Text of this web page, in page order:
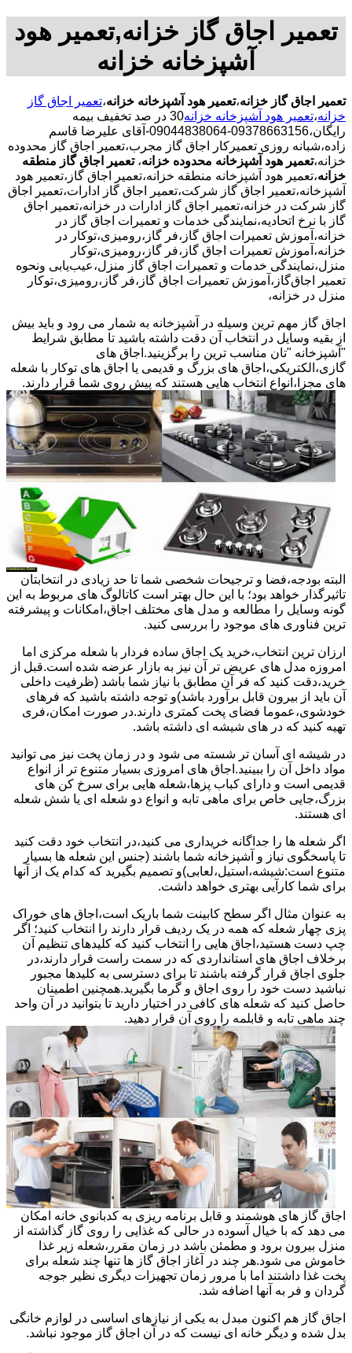
تعمیر اجاق گاز خزانه,تعمیر هود
آشپزخانه خزانه
تعمیر اجاق گاز خزانه،تعمیر هود آشپزخانه خزانه،تعمیر اجاق گاز
خزانه،تعمیر هود آشپزخانه خزانه
30 در صد تخفیف بیمه
رایگان،09378663156-09044838064-آقای علیرضا قاسم
زاده،شبانه روزی تعمیرکار اجاق گاز مجرب،تعمیر اجاق گاز محدوده
خزانه،تعمیر هود آشپزخانه محدوده خزانه، تعمیر اجاق گاز منطقه
خزانه،تعمیر هود آشپزخانه منطقه خزانه،تعمیر اجاق گاز،تعمیر هود
آشپزخانه،تعمیر اجاق گاز شرکت،تعمیر اجاق گاز ادارات،تعمیر اجاق
گاز شرکت در خزانه،تعمیر اجاق گاز ادارات در خزانه،تعمیر اجاق
گاز با نرخ اتحادیه،نمایندگی خدمات و تعمیرات اجاق گاز در
خزانه،آموزش تعمیرات اجاق گاز،فر گاز،رومیزی،توکار در
خزانه،آموزش تعمیرات اجاق گاز،فر گاز،رومیزی،توکار
منزل،نمایندگی خدمات و تعمیرات اجاق گاز منزل،عیب‌یابی ونحوه
تعمیر اجاق‌گاز،آموزش تعمیرات اجاق گاز،فر گاز،رومیزی،توکار
منزل در خزانه،
اجاق گاز مهم ترین وسیله در آشپزخانه به شمار می رود و باید بیش
از بقیه وسایل در انتخاب آن دقت داشته باشید تا مطابق شرایط
"آشپزخانه "تان مناسب ترین را برگزینید.اجاق های
گازی،الکتریکی،اجاق های بزرگ و قدیمی یا اجاق های توکار با شعله
های مجزا،انواع انتخاب هایی هستند که پیش روی شما قرار دارند.
البته بودجه،فضا و ترجیحات شخصی شما تا حد زیادی در انتخابتان
تاثیرگذار خواهد بود؛ با این حال بهتر است کاتالوگ های مربوط به این
گونه وسایل را مطالعه و مدل های مختلف اجاق،امکانات و پیشرفته
ترین فناوری های موجود را بررسی کنید.
ارزان ترین انتخاب،خرید یک اجاق ساده فردار با شعله مرکزی اما
امروزه مدل های عریض تر آن نیز به بازار عرضه شده است.قبل از
خرید،دقت کنید که فر آن مطابق با نیاز شما باشد (ظرفیت داخلی
آن باید از بیرون قابل برآورد باشد)و توجه داشته باشید که فرهای
خودشوی،عموما فضای پخت کمتری دارند.در صورت امکان،فری
تهیه کنید که در های شیشه ای داشته باشد.
در شیشه ای آسان تر شسته می شود و در زمان پخت نیز می توانید
مواد داخل آن را ببینید.اجاق های امروزی بسیار متنوع تر از انواع
قدیمی است و دارای کباب پزها،شعله هایی برای سرخ کن های
بزرگ،جایی خاص برای ماهی تابه و انواع دو شعله ای یا شش شعله
ای هستند.
اگر شعله ها را جداگانه خریداری می کنید،در انتخاب خود دقت کنید
تا پاسخگوی نیاز و آشپزخانه شما باشند (جنس این شعله ها بسیار
متنوع است:شیشه،استیل،لعابی)و تصمیم بگیرید که کدام یک از آنها
برای شما کارآیی بهتری خواهد داشت.
به عنوان مثال اگر سطح کابینت شما باریک است،اجاق های خوراک
پزی چهار شعله که همه در یک ردیف قرار دارند را انتخاب کنید؛ اگر
چپ دست هستید،اجاق هایی را انتخاب کنید که کلیدهای تنظیم آن
برخلاف اجاق های استانداردی که در سمت راست قرار دارند،در
جلوی اجاق قرار گرفته باشند تا برای دسترسی به کلیدها مجبور
نباشید دست خود را روی اجاق و گرما بگیرید.همچنین اطمینان
حاصل کنید که شعله های کافی در اختیار دارید تا بتوانید در آن واحد
چند ماهی تابه و قابلمه را روی آن قرار دهید.
اجاق گاز های هوشمند و قابل برنامه ریزی به کدبانوی خانه امکان
می دهد که با خیال آسوده در حالی که غذایی را روی گاز گذاشته از
منزل بیرون برود و مطمئن باشد در زمان مقرر،شعله زیر غذا
خاموش می شود.هر چند در آغاز اجاق گاز ها تنها چند شعله برای
پخت غذا داشتند اما با مرور زمان تجهیزات دیگری نظیر جوجه
گردان و فر به آنها اضافه شد.
اجاق گاز هم اکنون مبدل به یکی از نیازهای اساسی در لوازم خانگی
بدل شده و دیگر خانه ای نیست که در آن اجاق گاز موجود نباشد.